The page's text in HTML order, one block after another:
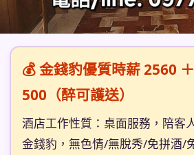
💰 金錢豹優質時薪 2560
500（醉可護送）
酒店工作性質：桌面服務，陪客
金錢豹，無色情/無脫秀/免拼酒/